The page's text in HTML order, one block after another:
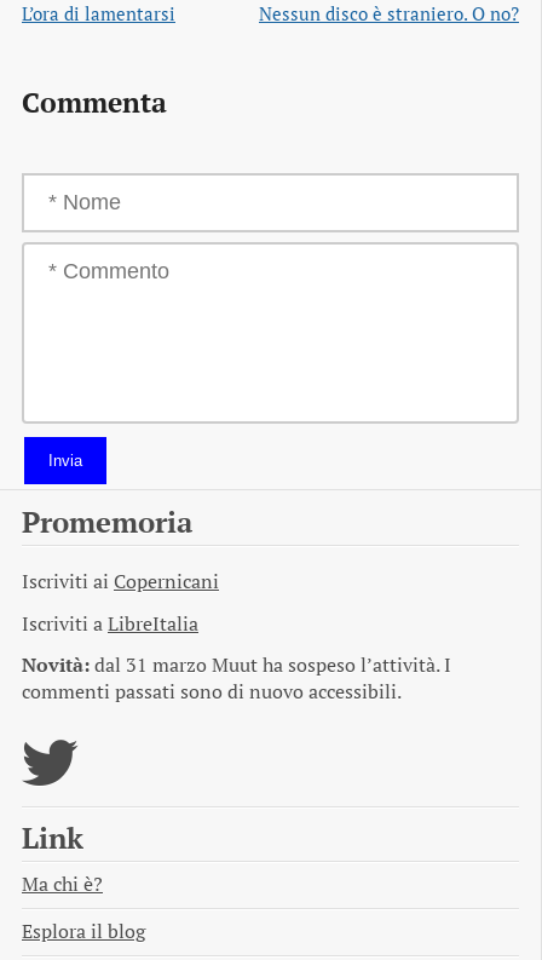
L’ora di lamentarsi
Nessun disco è straniero. O no?
Commenta
Invia
Promemoria
Iscriviti ai Copernicani
Iscriviti aLibreItalia
Novità:dal 31 marzo Muut ha sospeso l’attività. I
commenti passati sono di nuovo accessibili.
Link
Ma chi è?
Esplora il blog